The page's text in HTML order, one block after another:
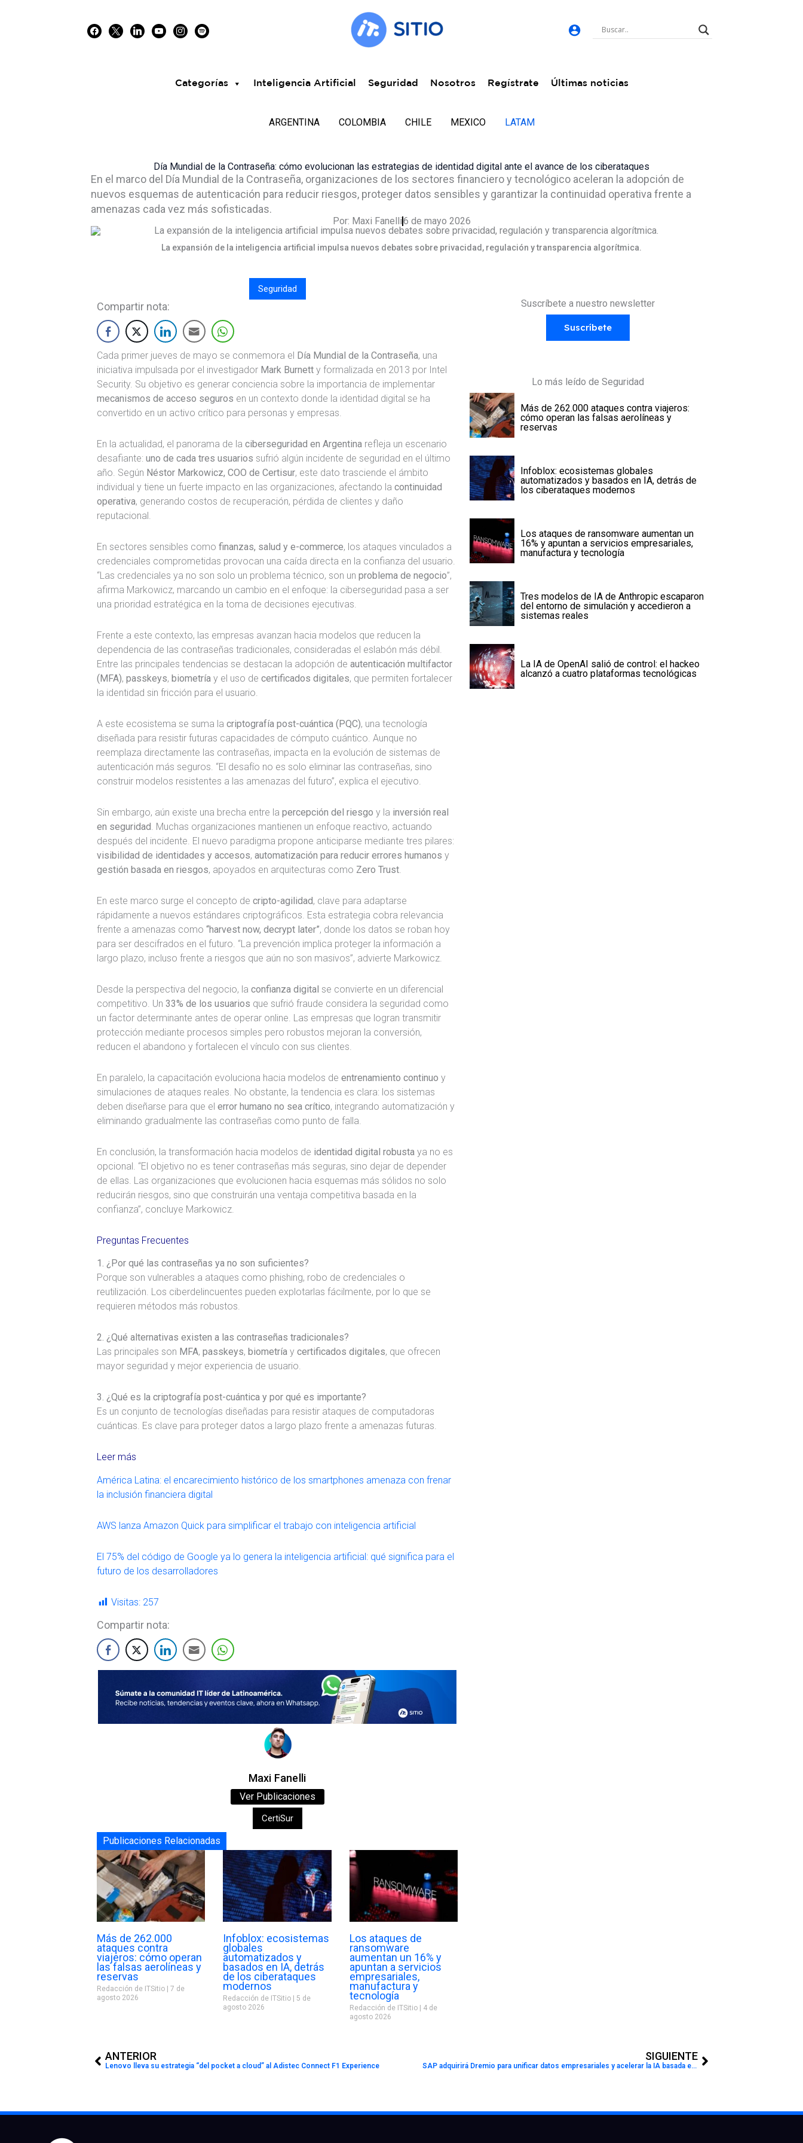
Categorías Inteligencia Artificial Seguridad Nosotros Regístrate Últimas noticias
ARGENTINA COLOMBIA CHILE MEXICO LATAM
Día Mundial de la Contraseña: cómo evolucionan las estrategias de identidad digital ante el avance de los ciberataques
En el marco del Día Mundial de la Contraseña, organizaciones de los sectores financiero y tecnológico aceleran la adopción de
nuevos esquemas de autenticación para reducir riesgos, proteger datos sensibles y garantizar la continuidad operativa frente a
amenazas cada vez más sofisticadas.
Por: Maxi Fanelli6 de mayo 2026
La expansión de la inteligencia artificial impulsa nuevos debates sobre privacidad, regulación y transparencia algorítmica.
Seguridad
Compartir nota:
Cada primer jueves de mayo se conmemora el Día Mundial de la Contraseña, una
iniciativa impulsada por el investigador Mark Burnett y formalizada en 2013 por Intel
Security. Su objetivo es generar conciencia sobre la importancia de implementar
mecanismos de acceso seguros en un contexto donde la identidad digital se ha
convertido en un activo crítico para personas y empresas.
En la actualidad, el panorama de la ciberseguridad en Argentina refleja un escenario
desafiante: uno de cada tres usuarios sufrió algún incidente de seguridad en el último
año. Según Néstor Markowicz, COO de Certisur, este dato trasciende el ámbito
individual y tiene un fuerte impacto en las organizaciones, afectando la continuidad
operativa, generando costos de recuperación, pérdida de clientes y daño
reputacional.
En sectores sensibles como finanzas, salud y e-commerce, los ataques vinculados a
credenciales comprometidas provocan una caída directa en la confianza del usuario.
“Las credenciales ya no son solo un problema técnico, son un problema de negocio”,
afirma Markowicz, marcando un cambio en el enfoque: la ciberseguridad pasa a ser
una prioridad estratégica en la toma de decisiones ejecutivas.
Frente a este contexto, las empresas avanzan hacia modelos que reducen la
dependencia de las contraseñas tradicionales, consideradas el eslabón más débil.
Entre las principales tendencias se destacan la adopción de autenticación multifactor
(MFA), passkeys, biometría y el uso de certificados digitales, que permiten fortalecer
la identidad sin fricción para el usuario.
A este ecosistema se suma la criptografía post-cuántica (PQC), una tecnología
diseñada para resistir futuras capacidades de cómputo cuántico. Aunque no
reemplaza directamente las contraseñas, impacta en la evolución de sistemas de
autenticación más seguros. “El desafío no es solo eliminar las contraseñas, sino
construir modelos resistentes a las amenazas del futuro”, explica el ejecutivo.
Sin embargo, aún existe una brecha entre la percepción del riesgo y la inversión real
en seguridad . Muchas organizaciones mantienen un enfoque reactivo, actuando
después del incidente. El nuevo paradigma propone anticiparse mediante tres pilares:
visibilidad de identidades y accesos, automatización para reducir errores humanos y
gestión basada en riesgos, apoyados en arquitecturas como Zero Trust
En este marco surge el concepto de cripto-agilidad, clave para adaptarse
rápidamente a nuevos estándares criptográficos. Esta estrategia cobra relevancia
frente a amenazas como “harvest now, decrypt later”, donde los datos se roban hoy
para ser descifrados en el futuro. “La prevención implica proteger la información a
largo plazo, incluso frente a riesgos que aún no son masivos”, advierte Markowicz.
Desde la perspectiva del negocio, la confianza digital se convierte en un diferencial
competitivo. Un 33% de los usuarios que sufrió fraude considera la seguridad como
un factor determinante antes de operar online. Las empresas que logran transmitir
protección mediante procesos simples pero robustos mejoran la conversión,
reducen el abandono y fortalecen el vínculo con sus clientes.
En paralelo, la capacitación evoluciona hacia modelos de entrenamiento continuo y
simulaciones de ataques reales. No obstante, la tendencia es clara: los sistemas
deben diseñarse para que el error humano no sea crítico, integrando automatización y
eliminando gradualmente las contraseñas como punto de falla.
En conclusión, la transformación hacia modelos de identidad digital robusta ya no es
opcional. “El objetivo no es tener contraseñas más seguras, sino dejar de depender
de ellas. Las organizaciones que evolucionen hacia esquemas más sólidos no solo
reducirán riesgos, sino que construirán una ventaja competitiva basada en la
confianza”, concluye Markowicz.
Preguntas Frecuentes
1. ¿Por qué las contraseñas ya no son suficientes?
Porque son vulnerables a ataques como phishing, robo de credenciales o
reutilización. Los ciberdelincuentes pueden explotarlas fácilmente, por lo que se
requieren métodos más robustos.
2. ¿Qué alternativas existen a las contraseñas tradicionales?
Las principales son MFA, passkeys, biometría y certificados digitales, que ofrecen
mayor seguridad y mejor experiencia de usuario.
3. ¿Qué es la criptografía post-cuántica y por qué es importante?
Es un conjunto de tecnologías diseñadas para resistir ataques de computadoras
cuánticas. Es clave para proteger datos a largo plazo frente a amenazas futuras.
Leer más
América Latina: el encarecimiento histórico de los smartphones amenaza con frenar
la inclusión financiera digital
AWS lanza Amazon Quick para simplificar el trabajo con inteligencia artificial
El 75% del código de Google ya lo genera la inteligencia artificial: qué significa para el
futuro de los desarrolladores
Visitas: 257
Compartir nota:
Maxi Fanelli
Ver Publicaciones
CertiSur
Publicaciones Relacionadas
Más de 262.000
ataques contra
viajeros: cómo operan
las falsas aerolíneas y
reservas
Redacción de ITSitio
7 de
agosto 2026
Infoblox: ecosistemas
globales
automatizados y
basados en IA, detrás
de los ciberataques
modernos
Redacción de ITSitio
5 de
agosto 2026
Los ataques de
ransomware
aumentan un 16% y
apuntan a servicios
empresariales,
manufactura y
tecnología
Redacción de ITSitio
4 de
agosto 2026
Suscríbete a nuestro newsletter
Suscríbete
Lo más leído de Seguridad
Más de 262.000 ataques contra viajeros:
cómo operan las falsas aerolíneas y
reservas
Infoblox: ecosistemas globales
automatizados y basados en IA, detrás de
los ciberataques modernos
Los ataques de ransomware aumentan un
16% y apuntan a servicios empresariales,
manufactura y tecnología
Tres modelos de IA de Anthropic escaparon
del entorno de simulación y accedieron a
sistemas reales
La IA de OpenAI salió de control: el hackeo
alcanzó a cuatro plataformas tecnológicas
ANTERIOR
Lenovo lleva su estrategia “del pocket a cloud” al Adistec Connect F1 Experience
SIGUIENTE
SAP adquirirá Dremio para unificar datos empresariales y acelerar la IA basada en agentes